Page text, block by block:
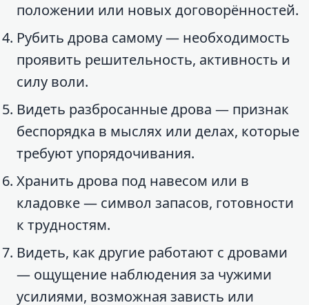
положении или новых договорённостей.
Рубить дрова самому — необходимость
проявить решительность, активность и
силу воли.
Видеть разбросанные дрова — признак
беспорядка в мыслях или делах, которые
требуют упорядочивания.
Хранить дрова под навесом или в
кладовке — символ запасов, готовности
к трудностям.
Видеть, как другие работают с дровами
— ощущение наблюдения за чужими
усилиями, возможная зависть или